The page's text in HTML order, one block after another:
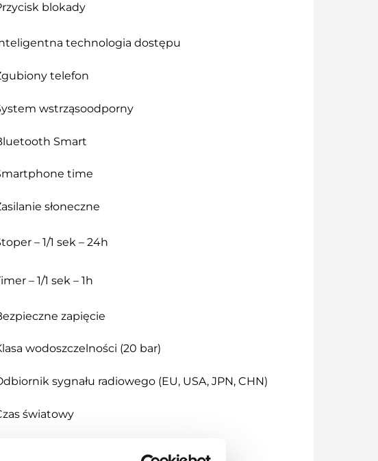
blokady
technologia dostępu
telefon
wstrząsoodporny
Smart
time
słoneczne
– 1/1 sek – 24h
– 1/1 sek – 1h
zapięcie
wodoszczelności (20 bar)
sygnału radiowego (EU, USA, JPN, CHN)
światowy